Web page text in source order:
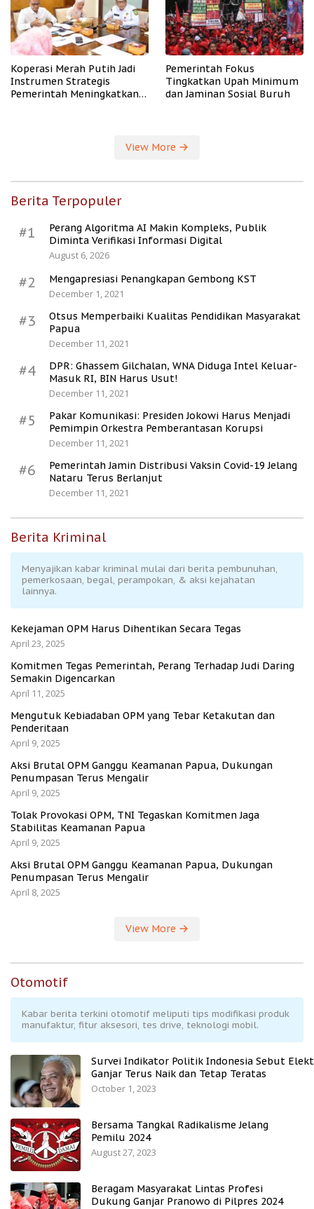
Koperasi Merah Putih Jadi
Instrumen Strategis
Pemerintah Meningkatkan
Pemerintah Fokus
Tingkatkan Upah Minimum
dan Jaminan Sosial Buruh
View More
Berita Terpopuler
#1
Perang Algoritma AI Makin Kompleks, Publik
Diminta Verifikasi Informasi Digital
August 6, 2026
#2
Mengapresiasi Penangkapan Gembong KST
December 1, 2021
#3
Otsus Memperbaiki Kualitas Pendidikan Masyarakat
Papua
December 11, 2021
#4
DPR: Ghassem Gilchalan, WNA Diduga Intel Keluar-
Masuk RI, BIN Harus Usut!
December 11, 2021
#5
Pakar Komunikasi: Presiden Jokowi Harus Menjadi
Pemimpin Orkestra Pemberantasan Korupsi
December 11, 2021
#6
Pemerintah Jamin Distribusi Vaksin Covid-19 Jelang
Nataru Terus Berlanjut
December 11, 2021
Berita Kriminal
Menyajikan kabar kriminal mulai dari berita pembunuhan,
pemerkosaan, begal, perampokan, & aksi kejahatan
lainnya.
Kekejaman OPM Harus Dihentikan Secara Tegas
April 23, 2025
Komitmen Tegas Pemerintah, Perang Terhadap Judi Daring
Semakin Digencarkan
April 11, 2025
Mengutuk Kebiadaban OPM yang Tebar Ketakutan dan
Penderitaan
April 9, 2025
Aksi Brutal OPM Ganggu Keamanan Papua, Dukungan
Penumpasan Terus Mengalir
April 9, 2025
Tolak Provokasi OPM, TNI Tegaskan Komitmen Jaga
Stabilitas Keamanan Papua
April 9, 2025
Aksi Brutal OPM Ganggu Keamanan Papua, Dukungan
Penumpasan Terus Mengalir
April 8, 2025
View More
Otomotif
Kabar berita terkini otomotif meliputi tips modifikasi produk
manufaktur, fitur aksesori, tes drive, teknologi mobil.
Survei Indikator Politik Indonesia Sebut
Ganjar Terus Naik dan Tetap Teratas
October 1, 2023
Bersama Tangkal Radikalisme Jelang
Pemilu 2024
August 27, 2023
Beragam Masyarakat Lintas Profesi
Dukung Ganjar Pranowo di Pilpres 2024